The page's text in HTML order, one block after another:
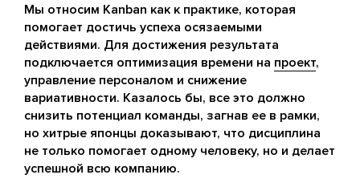
Мы относим Kanban как к практике, которая
помогает достичь успеха осязаемыми
действиями. Для достижения результата
подключается оптимизация времени на проект,
управление персоналом и снижение
вариативности. Казалось бы, все это должно
снизить потенциал команды, загнав ее в рамки,
но хитрые японцы доказывают, что дисциплина
не только помогает одному человеку, но и делает
успешной всю компанию.